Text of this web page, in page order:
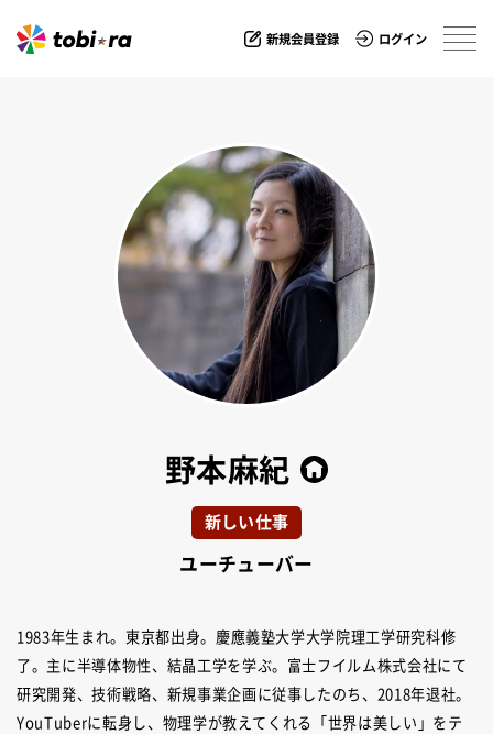
新規会員登録 ログイン
野本麻紀
新しい仕事
ユーチューバー
1983年生まれ。東京都出身。慶應義塾大学大学院理工学研究科修
了。主に半導体物性、結晶工学を学ぶ。富士フイルム株式会社にて
研究開発、技術戦略、新規事業企画に従事したのち、2018年退社。
YouTuberに転身し、物理学が教えてくれる「世界は美しい」をテ